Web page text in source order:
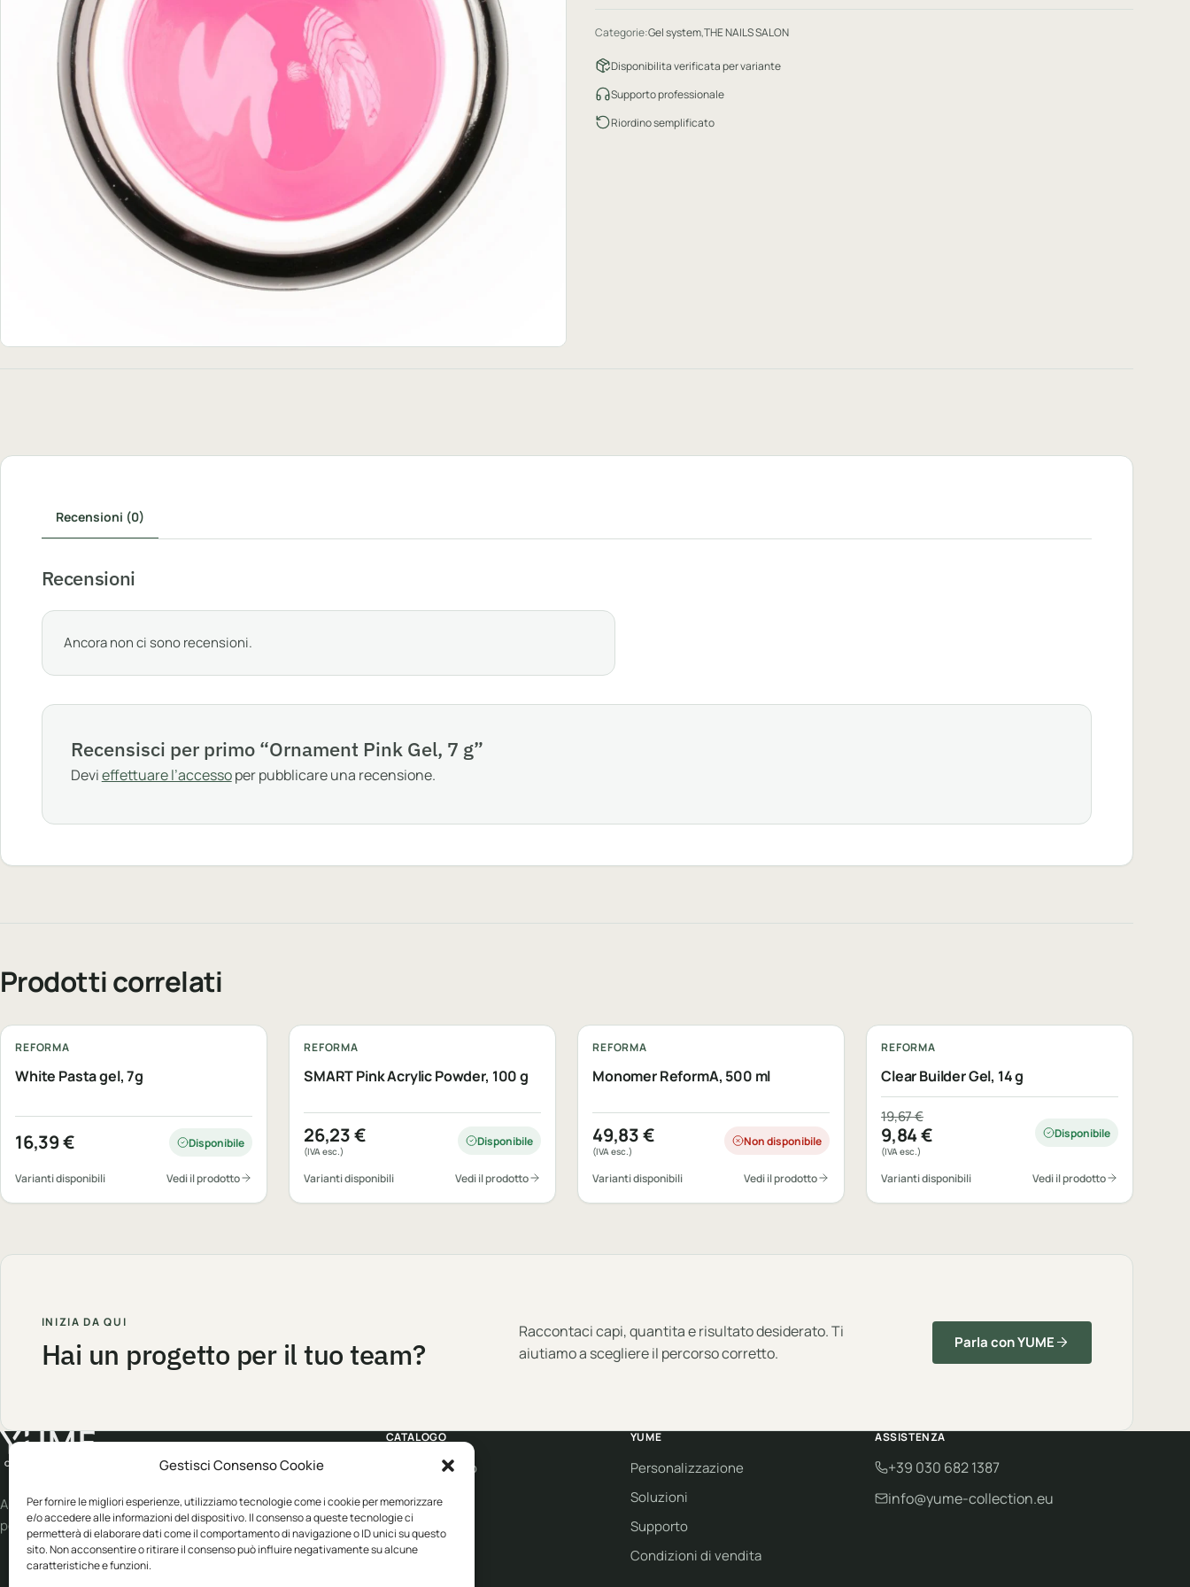
Gestisci Consenso Cookie
Per fornire le migliori esperienze, utilizziamo tecnologie come i cookie per memorizzare
e/o accedere alle informazioni del dispositivo. Il consenso a queste tecnologie ci
permetterà di elaborare dati come il comportamento di navigazione o ID unici su questo
sito. Non acconsentire o ritirare il consenso può influire negativamente su alcune
caratteristiche e funzioni.
Categorie:Gel system,THE NAILS SALON
Disponibilita verificata per variante
Supporto professionale
Riordino semplificato
Recensioni (0)
Recensioni
Ancora non ci sono recensioni.
Recensisci per primo “Ornament Pink Gel, 7 g”
Devieffettuare l’accessoper pubblicare una recensione.
Prodotti correlati
REFORMA
White Pasta gel, 7g
16,39€ Disponibile
Varianti disponibili Vedi il prodotto
REFORMA
SMART Pink Acrylic Powder, 100 g
26,23€
(IVA esc.)
Disponibile
Varianti disponibili Vedi il prodotto
REFORMA
Monomer ReformA, 500 ml
49,83€
(IVA esc.)
Non disponibile
Varianti disponibili Vedi il prodotto
REFORMA
Clear Builder Gel, 14 g
19,67€
Il prezzo originale era: 19,67 €.
9,84€
Il prezzo attuale è: 9,84 €.
(IVA esc.)
Disponibile
Varianti disponibili Vedi il prodotto
INIZIA DA QUI
Hai un progetto per il tuo team?
Raccontaci capi, quantita e risultato desiderato. Ti
aiutiamo a scegliere il percorso corretto.
Parla con YUME
Abbigliamento professionale, neutro o
personalizzato.
CATALOGO
Abbigliamento
Workwear
Sport
Eco collection
YUME
Personalizzazione
Soluzioni
Supporto
Condizioni di vendita
ASSISTENZA
+39 030 682 1387
info@yume-collection.eu